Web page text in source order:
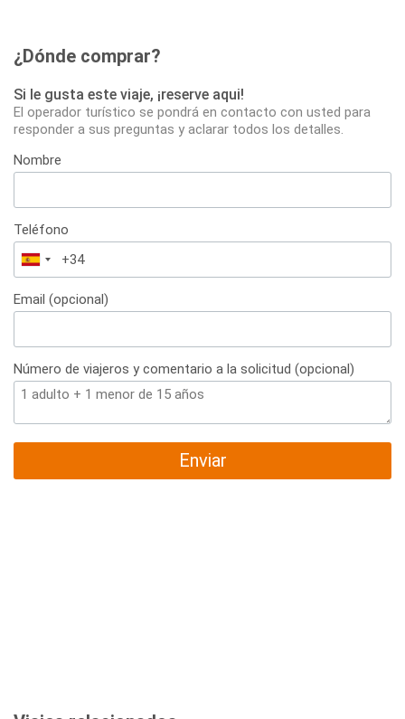
¿Dónde comprar?
Si le gusta este viaje, ¡reserve aqui!
El operador turístico se pondrá en contacto con usted para
responder a sus preguntas y aclarar todos los detalles.
Nombre
Teléfono
España
+34
Email (opcional)
Número de viajeros y comentario a la solicitud (opcional)
Enviar